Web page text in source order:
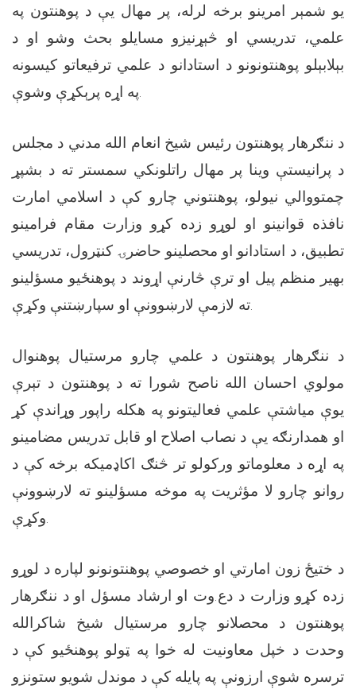
یو شمېر امرینو برخه لرله، پر مهال یې د پوهنتون په
علمي، تدریسي او څېړنیزو مسایلو بحث وشو او د
بېلابېلو پوهنتونونو د استادانو د علمي ترفیعاتو کیسونه
په اړه پرېکړې وشوې.
د ننګرهار پوهنتون رئیس شیخ انعام الله مدني د مجلس
د پرانیستې وینا پر مهال راتلونکي سمستر ته د بشپړ
چمتووالي نیولو، پوهنتوني چارو کې د اسلامي امارت
نافذه قوانینو او لوړو زده کړو وزارت مقام فرامینو
تطبیق، د استادانو او محصلینو حاضرۍ کنټرول، تدریسي
بهیر منظم پیل او ترې څارنې اړوند د پوهنځیو مسؤلینو
ته لازمې لارښوونې او سپارښتنې وکړې.
د ننګرهار پوهنتون د علمي چارو مرستیال پوهنوال
مولوي احسان الله ناصح شورا ته د پوهنتون د تېرې
یوې میاشتې علمي فعالیتونو په هکله راپور وړاندې کړ
او همدارنګه یې د نصاب اصلاح او قابل تدریس مضامینو
په اړه د معلوماتو ورکولو تر څنګ اکاډمیکه برخه کې د
روانو چارو لا مؤثریت په موخه مسؤلینو ته لارښوونې
وکړې.
د ختیځ زون امارتي او خصوصي پوهنتونونو لپاره د لوړو
زده کړو وزارت د دع.وت او ارشاد مسؤل او د ننګرهار
پوهنتون د محصلانو چارو مرستیال شیخ شاکرالله
وحدت د خپل معاونیت له خوا په ټولو پوهنځیو کې د
ترسره شوې ارزونې په پایله کې د موندل شویو ستونزو